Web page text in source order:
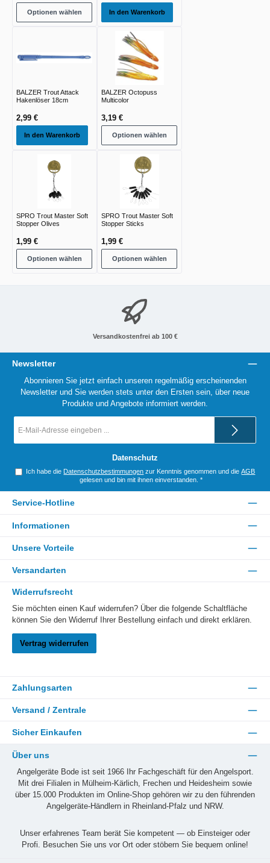
Optionen wählen In den Warenkorb
BALZER Trout Attack
Hakenlöser 18cm
2,99 €
In den Warenkorb
BALZER Octopuss
Multicolor
3,19 €
Optionen wählen
SPRO Trout Master Soft
Stopper Olives
1,99 €
Optionen wählen
SPRO Trout Master Soft
Stopper Sticks
1,99 €
Optionen wählen
Versandkostenfrei ab 100 €
Newsletter
Abonnieren Sie jetzt einfach unseren regelmäßig erscheinenden
Newsletter und Sie werden stets unter den Ersten sein, über neue
Produkte und Angebote informiert werden.
Mail-
Datenschutz
Ich habe die Datenschutzbestimmungen zur Kenntnis genommen und dieAGB
gelesen und bin mit ihnen einverstanden. *
Service-Hotline
Informationen
Unsere Vorteile
Versandarten
Widerrufsrecht
Sie möchten einen Kauf widerrufen? Über die folgende Schaltfläche
können Sie den Widerruf Ihrer Bestellung einfach und direkt erklären.
Vertrag widerrufen
Zahlungsarten
Versand / Zentrale
Sicher Einkaufen
Über uns
Angelgeräte Bode ist seit 1966 Ihr Fachgeschäft für den Angelsport.
Mit drei Filialen in Mülheim-Kärlich, Frechen und Heidesheim sowie
über 15.000 Produkten im Online-Shop gehören wir zu den führenden
Angelgeräte-Händlern in Rheinland-Pfalz und NRW.
Unser erfahrenes Team berät Sie kompetent — ob Einsteiger oder
Profi. Besuchen Sie uns vor Ort oder stöbern Sie bequem online!